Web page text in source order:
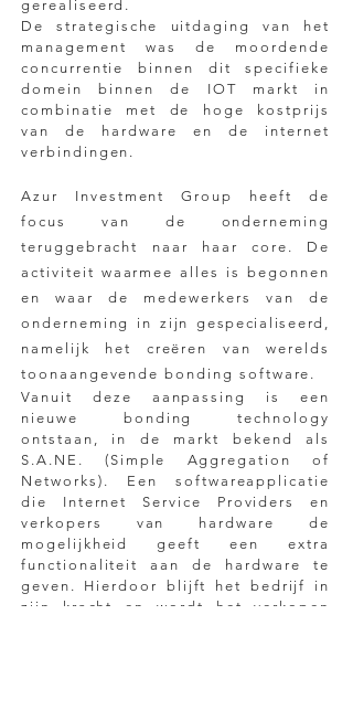
gerealiseerd.
De strategische uitdaging van het
management was de moordende
concurrentie binnen dit specifieke
domein binnen de IOT markt in
combinatie met de hoge kostprijs
van de hardware en de internet
verbindingen.
Azur Investment Group heeft de
focus van de onderneming
teruggebracht naar haar core. De
activiteit waarmee alles is begonnen
en waar de medewerkers van de
onderneming in zijngespecialiseerd ,
namelijk het creëren van werelds
toonaangevende bonding software.
Vanuit deze aanpassing is een
nieuwe bonding technology
ontstaan, in de markt bekend als
S.A.N E. (Simple Aggregation of
Networks). Een softwareapplicatie
die Internet Service Providers en
verkopers van hardware de
mogelijkheid geeft een extra
functionaliteit aan de hardware te
geven. Hierdoor blijft het bedrijf in
zijn kracht en wordt het verkopen